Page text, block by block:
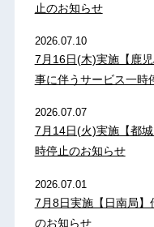
止のお知らせ
2026.07.10
7月16日(木)実施【鹿
事に伴うサービス一時
2026.07.07
7月14日(火)実施【都
時停止のお知らせ
2026.07.01
7月8日実施【日南局】
のお知らせ